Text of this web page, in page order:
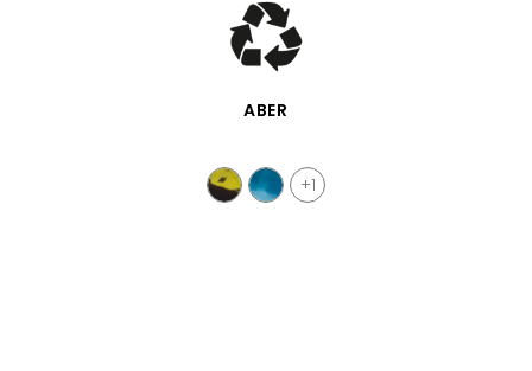
APERÇU RAPIDE
ABER
+1